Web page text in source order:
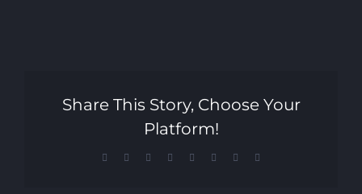
Share This Story, Choose Your
Platform!
Facebook Reddit LinkedInTumblr Pinterest